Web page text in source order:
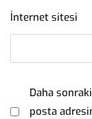
İnternet sitesi
Daha
posta